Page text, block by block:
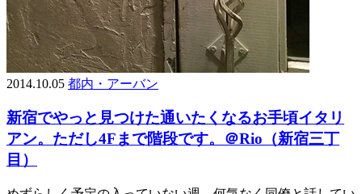
2014.10.05 都内・アーバン
新宿でやっと見つけた通いたくなるお手頃イタリ
アン。ただし4Fまで階段です。＠Rio（新宿三丁
目）